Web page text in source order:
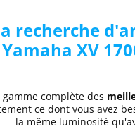
recherche
XV
complète des
ce dont vous avez
la même luminosité